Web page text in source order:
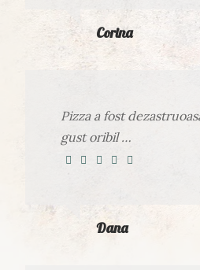
Corina
Pizza a fost
gust oribil …
Dana